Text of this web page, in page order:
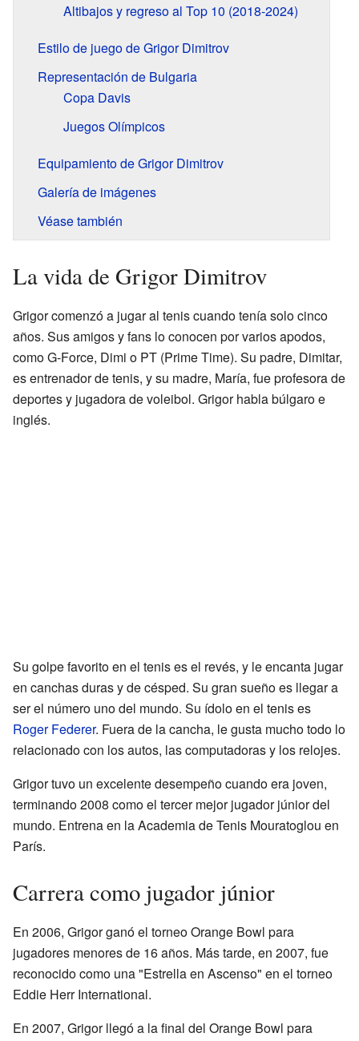
Altibajos y regreso al Top 10 (2018-2024)
Estilo de juego de Grigor Dimitrov
Representación de Bulgaria
Copa Davis
Juegos Olímpicos
Equipamiento de Grigor Dimitrov
Galería de imágenes
Véase también
La vida de Grigor Dimitrov
Grigor comenzó a jugar al tenis cuando tenía solo cinco
años. Sus amigos y fans lo conocen por varios apodos,
como G-Force, Dimi o PT (Prime Time). Su padre, Dimitar,
es entrenador de tenis, y su madre, María, fue profesora de
deportes y jugadora de voleibol. Grigor habla búlgaro e
inglés.
Su golpe favorito en el tenis es el revés, y le encanta jugar
en canchas duras y de césped. Su gran sueño es llegar a
ser el número uno del mundo. Su ídolo en el tenis es
Roger Federer. Fuera de la cancha, le gusta mucho todo lo
relacionado con los autos, las computadoras y los relojes.
Grigor tuvo un excelente desempeño cuando era joven,
terminando 2008 como el tercer mejor jugador júnior del
mundo. Entrena en la Academia de Tenis Mouratoglou en
París.
Carrera como jugador júnior
En 2006, Grigor ganó el torneo Orange Bowl para
jugadores menores de 16 años. Más tarde, en 2007, fue
reconocido como una "Estrella en Ascenso" en el torneo
Eddie Herr International.
En 2007, Grigor llegó a la final del Orange Bowl para